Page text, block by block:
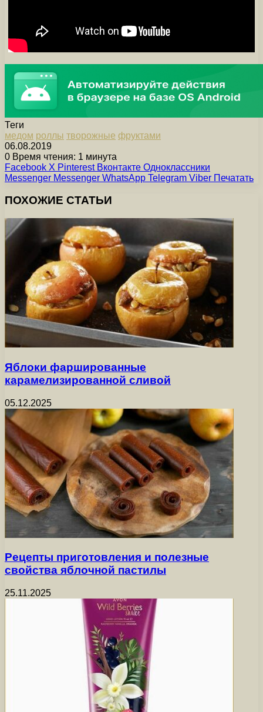
Теги
медом роллы творожные фруктами
06.08.2019
0 Время чтения: 1 минута
Facebook X Pinterest Вконтакте Одноклассники
Messenger Messenger WhatsApp Telegram Viber Печатать
ПОХОЖИЕ СТАТЬИ
Яблоки фаршированные
карамелизированной сливой
05.12.2025
Рецепты приготовления и полезные
свойства яблочной пастилы
25.11.2025